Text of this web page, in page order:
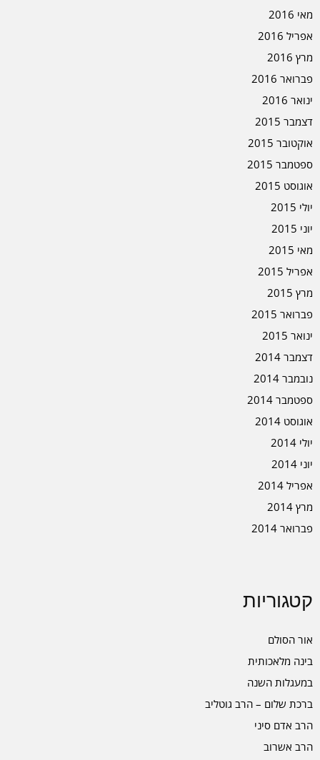
מאי 2016
אפריל 2016
מרץ 2016
פברואר 2016
ינואר 2016
דצמבר 2015
אוקטובר 2015
ספטמבר 2015
אוגוסט 2015
יולי 2015
יוני 2015
מאי 2015
אפריל 2015
מרץ 2015
פברואר 2015
ינואר 2015
דצמבר 2014
נובמבר 2014
ספטמבר 2014
אוגוסט 2014
יולי 2014
יוני 2014
אפריל 2014
מרץ 2014
פברואר 2014
קטגוריות
אור הסולם
בינה מלאכותית
במעגלות השנה
ברכת שלום – הרב גוטליב
הרב אדם סיני
הרב אשרוב